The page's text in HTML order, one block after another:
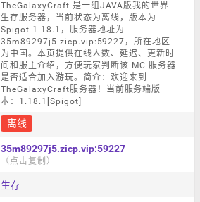
TheGalaxyCraft 是一组JAVA版我的世界
生存服务器，当前状态为离线，版本为
Spigot 1.18.1，服务器地址为
35m89297j5.zicp.vip:59227，所在地区
为中国。本页提供在线人数、延迟、更新时
间和服主介绍，方便玩家判断该 MC 服务器
是否适合加入游玩。简介：欢迎来到
TheGalaxyCraft服务器！当前服务端版
本：1.18.1[Spigot]
离线
35m89297j5.zicp.vip:59227
（点击复制）
生存